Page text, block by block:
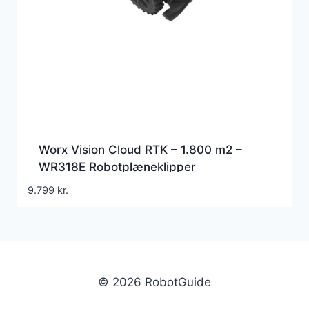
Worx Vision Cloud RTK – 1.800 m2 –
WR318E Robotplæneklipper
9.799 kr.
© 2026 RobotGuide